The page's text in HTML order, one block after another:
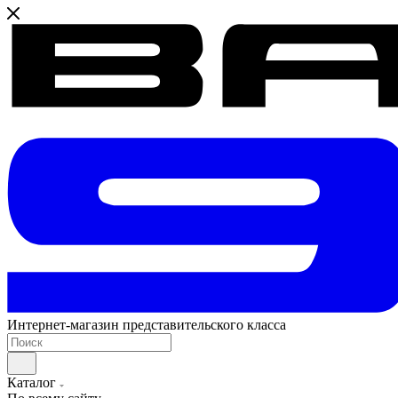
Интернет-магазин представительского класса
Каталог